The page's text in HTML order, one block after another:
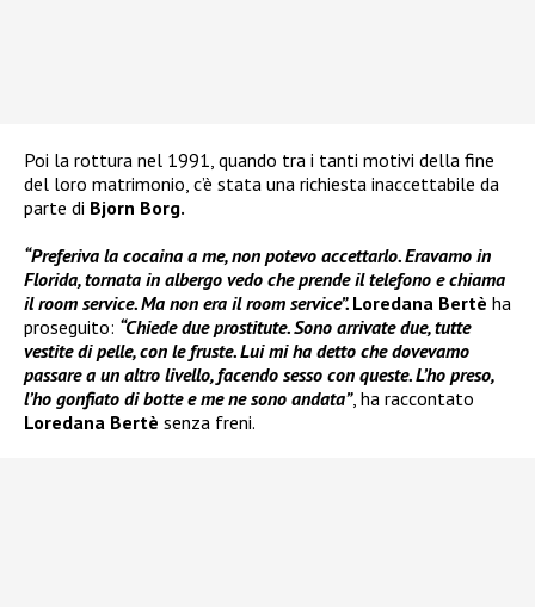
Poi la rottura nel 1991, quando tra i tanti motivi della fine
del loro matrimonio, c’è stata una richiesta inaccettabile da
parte di Bjorn Borg.
“Preferiva la cocaina a me, non potevo accettarlo. Eravamo in
Florida, tornata in albergo vedo che prende il telefono e chiama
il room service. Ma non era il room service”. Loredana Bertè ha
proseguito: “Chiede due prostitute. Sono arrivate due, tutte
vestite di pelle, con le fruste. Lui mi ha detto che dovevamo
passare a un altro livello, facendo sesso con queste. L’ho preso,
l’ho gonfiato di botte e me ne sono andata”, ha raccontato
Loredana Bertè senza freni.